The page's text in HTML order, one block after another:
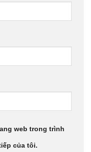
web trong trình
của tôi.